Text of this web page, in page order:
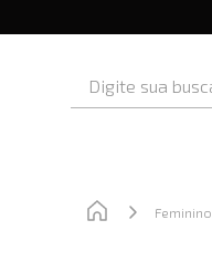
Feminino